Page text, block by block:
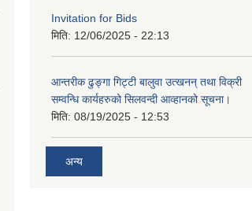
Invitation for Bids
मिति: 12/06/2025 - 22:13
आन्तरीक ढुङ्गा गिट्टी बालुवा उत्खनन् तथा विक्री
सम्वन्धि कार्यहरुको सिलवन्दी आव्हानको सूचना।
मिति: 08/19/2025 - 12:53
अन्य